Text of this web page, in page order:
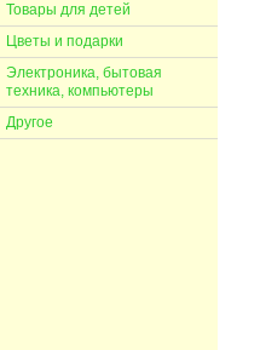
Товары для детей
Цветы и подарки
Электроника, бытовая
техника, компьютеры
Другое